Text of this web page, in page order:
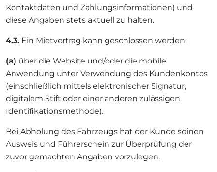
Kontaktdaten und Zahlungsinformationen) und
diese Angaben stets aktuell zu halten.
4.3. Ein Mietvertrag kann geschlossen werden:
(a) über die Website und/oder die mobile
Anwendung unter Verwendung des Kundenkontos
(einschließlich mittels elektronischer Signatur,
digitalem Stift oder einer anderen zulässigen
Identifikationsmethode).
Bei Abholung des Fahrzeugs hat der Kunde seinen
Ausweis und Führerschein zur Überprüfung der
zuvor gemachten Angaben vorzulegen.